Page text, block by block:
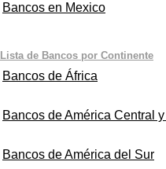
Bancos en Mexico
Lista de Bancos por Continente
Bancos de África
Bancos de América Central
Bancos de América del Sur